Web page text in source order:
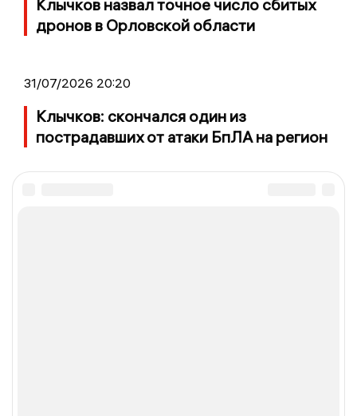
Клычков назвал точное число сбитых
дронов в Орловской области
31/07/2026 20:20
Клычков: скончался один из
пострадавших от атаки БпЛА на регион